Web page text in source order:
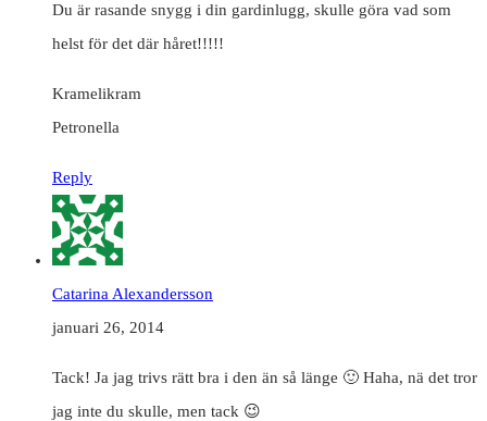
Du är rasande snygg i din gardinlugg, skulle göra vad som
helst för det där håret!!!!!
Kramelikram
Petronella
Reply
Catarina Alexandersson
januari 26, 2014
Tack! Ja jag trivs rätt bra i den än så länge 🙂 Haha, nä det tror
jag inte du skulle, men tack 😉